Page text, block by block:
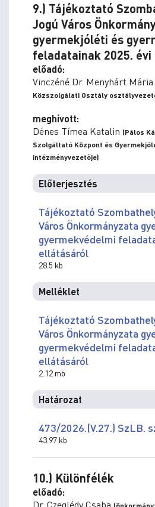
9.) Tájékoztató
Jogú Város
gyermekjóléti és
feladatainak 2025.
előadó:
Vinczéné Dr. Menyhárt Mária
Közszolgálati Osztály
meghívott:
Dénes Tímea Katalin (Pálos
Szolgáltató Központ és
intézményvezetője)
Előterjesztés
Tájékoztató
Város Önkormányzata
gyermekvédelmi
ellátásáról
28.5 kb
Melléklet
Tájékoztató
Város Önkormányzata
gyermekvédelmi
ellátásáról
2.12 mb
Határozat
473/2026.(V.27.) SzLB.
43.97 kb
10.) Különfélék
előadó:
Dr. Czeglédy Csaba